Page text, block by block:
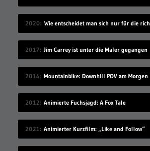
2020
2017 Jim Carrey ist unter die Maler gegangen
2014 Mountainbike: Downhill POV am Morgen
2012 Animierte Fuchsjagd: A Fox Tale
2021 Animierter Kurzfilm: „Like and Follow“